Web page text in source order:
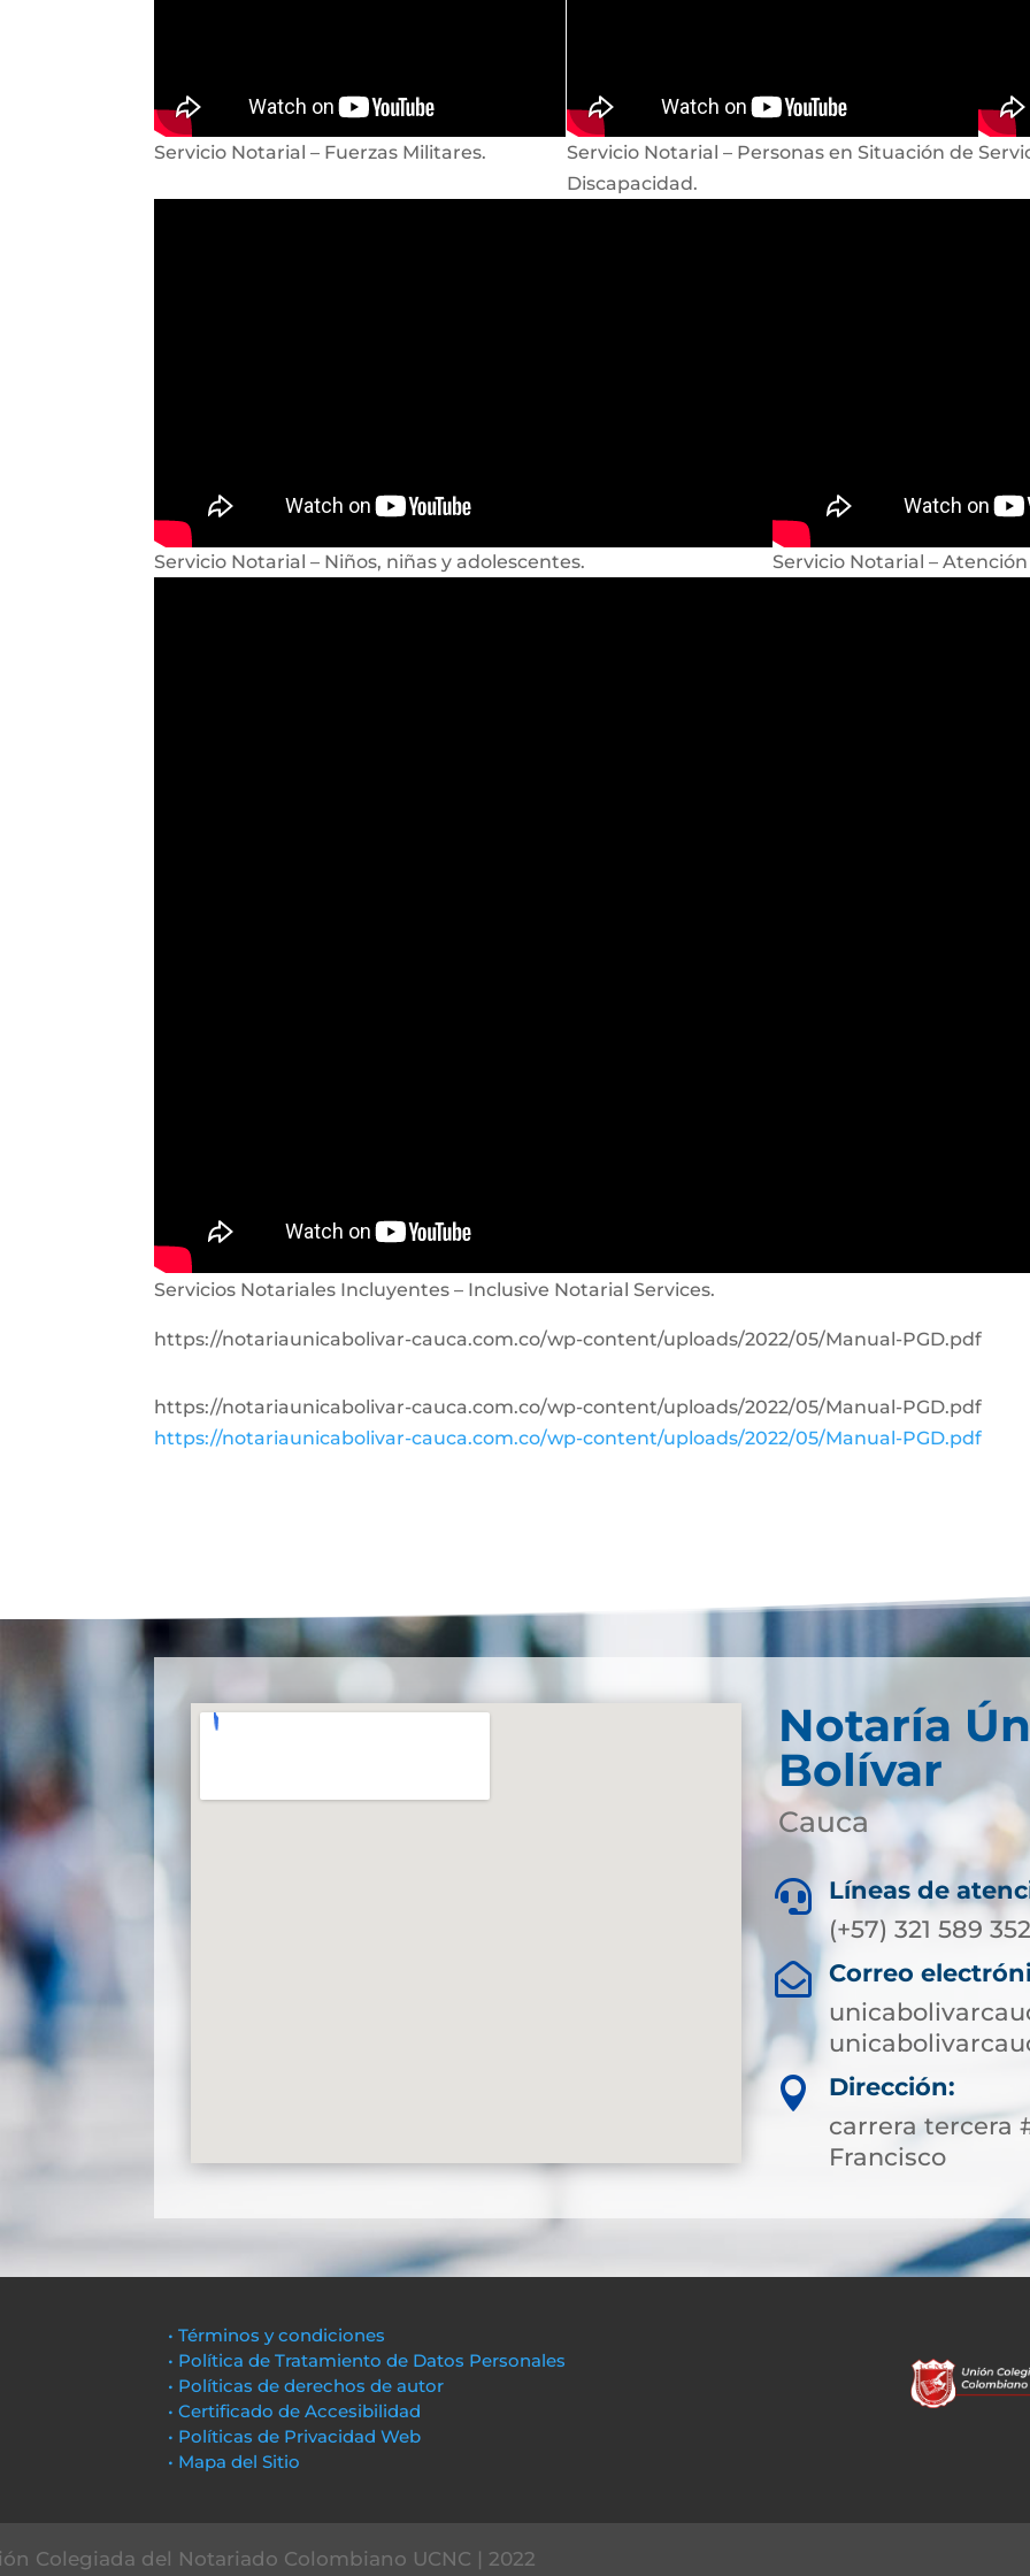
Servicio Notarial – Fuerzas Militares.
Servicio Notarial – Personas en Situación de
Discapacidad.
Servicio Notarial – Niños, niñas y adolescentes. Servicio Notarial –
Servicios Notariales Incluyentes – Inclusive Notarial Services.
https://notariaunicabolivar-cauca.com.co/wp-content/uploads/2022/05/Manual-PGD.pdf
https://notariaunicabolivar-cauca.com.co/wp-content/uploads/2022/05/Manual-PGD.pdf
https://notariaunicabolivar-cauca.com.co/wp-content/uploads/2022/05/Manual-PGD.pdf
Notaría
Bolívar
Cauca

Líneas de
(+57) 321 589

Correo

Dirección:
carrera tercera
Francisco
• Términos y condiciones
• Política de Tratamiento de Datos Personales
• Políticas de derechos de autor
• Certificado de Accesibilidad
• Políticas de Privacidad Web
• Mapa del Sitio
Colegiada del Notariado Colombiano UCNC | 2022